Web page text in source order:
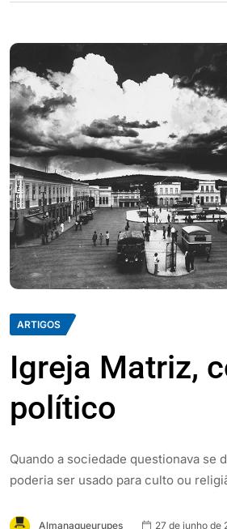
ARTIGOS
Igreja Matriz,
político
Quando a sociedade questionava se
poderia ser usado para culto ou
Almanaqueurupes
27 de junho de